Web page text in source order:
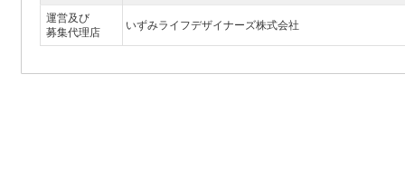
運営及び
募集代理店
いずみライフデザイナーズ株式会社